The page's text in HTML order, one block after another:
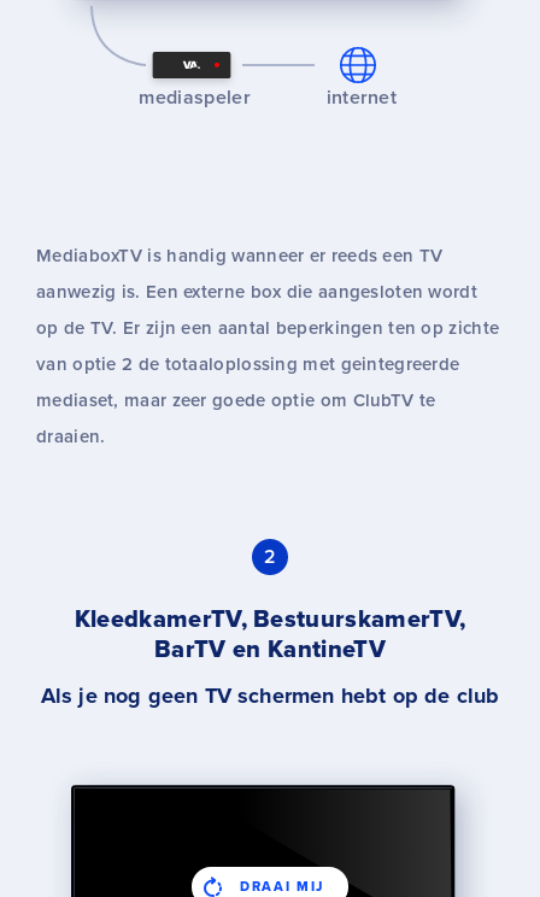
mediaspeler internet
MediaboxTV is handig wanneer er reeds een TV
aanwezig is. Een externe box die aangesloten wordt
op de TV. Er zijn een aantal beperkingen ten op zichte
van optie 2 de totaaloplossing met geintegreerde
mediaset, maar zeer goede optie om ClubTV te
draaien.
2
KleedkamerTV, BestuurskamerTV,
BarTV en KantineTV
Als je nog geen TV schermen hebt op de club
DRAAI MIJ